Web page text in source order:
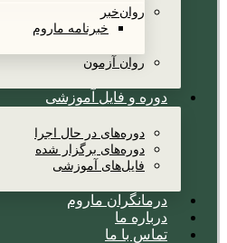
روان‌خبر
خبرنامه ماروم
روان آزمون
دوره و فایل آموزشی
دوره‌های در حال اجرا
دوره‌های برگزار شده
فایل‌های آموزشی
درمانگران ماروم
درباره ما
تماس با ما